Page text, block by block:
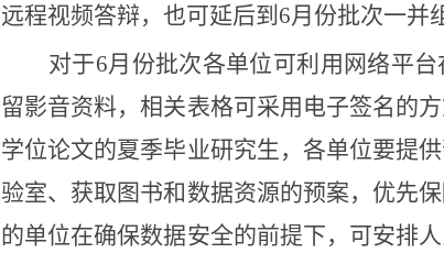
远程视频答辩，也可延后到6月份批次一并
对于6月份批次各单位可利用网络平
留影音资料，相关表格可采用电子签名的
学位论文的夏季毕业研究生，各单位要提
验室、获取图书和数据资源的预案，优先
的单位在确保数据安全的前提下，可安排